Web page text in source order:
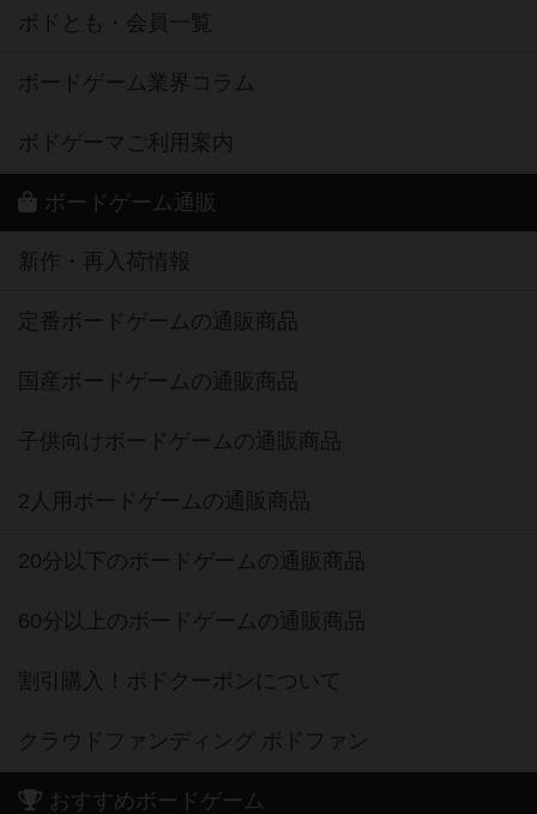
ボドとも・会員一覧
ボードゲーム業界コラム
ボドゲーマご利用案内
ボードゲーム通販
新作・再入荷情報
定番ボードゲームの通販商品
国産ボードゲームの通販商品
子供向けボードゲームの通販商品
2人用ボードゲームの通販商品
20分以下のボードゲームの通販商品
60分以上のボードゲームの通販商品
割引購入！ボドクーポンについて
クラウドファンディング ボドファン
おすすめボードゲーム